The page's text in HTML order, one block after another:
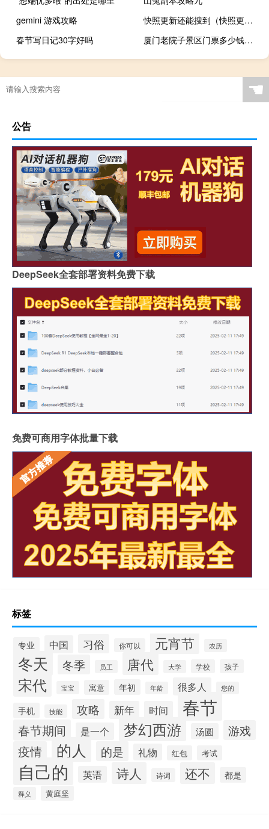
gemini 游戏攻略
快照更新还能搜到（快照更新）
春节写日记30字好吗
厦门老院子景区门票多少钱（厦门老院子景区电话）
他急了他急了什么梗
☚
公告
DeepSeek全套部署资料免费下载
免费可商用字体批量下载
标签
专业 中国 习俗 你可以 元宵节 农历
冬天 冬季 员工 唐代 大学 学校 孩子
宋代 宝宝 寓意 年初 年龄 很多人 您的
手机 技能 攻略 新年 时间 春节
春节期间 是一个 梦幻西游 汤圆 游戏
疫情 的人 的是 礼物 红包 考试
自己的 英语 诗人 诗词 还不 都是
释义 黄庭坚